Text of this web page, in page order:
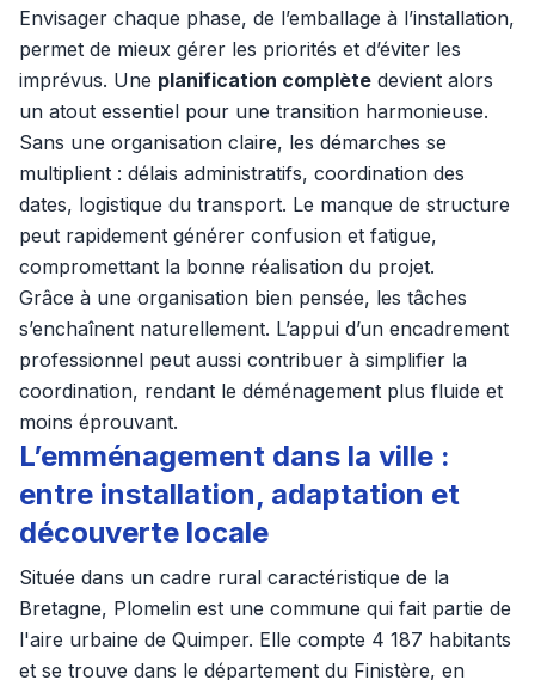
Envisager chaque phase, de l’emballage à l’installation,
permet de mieux gérer les priorités et d’éviter les
imprévus. Une planification complète devient alors
un atout essentiel pour une transition harmonieuse.
Sans une organisation claire, les démarches se
multiplient : délais administratifs, coordination des
dates, logistique du transport. Le manque de structure
peut rapidement générer confusion et fatigue,
compromettant la bonne réalisation du projet.
Grâce à une organisation bien pensée, les tâches
s’enchaînent naturellement. L’appui d’un encadrement
professionnel peut aussi contribuer à simplifier la
coordination, rendant le déménagement plus fluide et
moins éprouvant.
L’emménagement dans la ville :
entre installation, adaptation et
découverte locale
Située dans un cadre rural caractéristique de la
Bretagne, Plomelin est une commune qui fait partie de
l'aire urbaine de Quimper. Elle compte 4 187 habitants
et se trouve dans le département du Finistère, en